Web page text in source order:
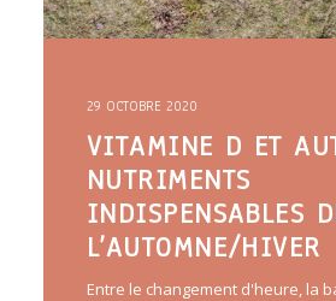
29 OCTOBRE 2020
VITAMINE D ET
NUTRIMENTS
INDISPENSABLES
L’AUTOMNE/HIVER
Entre le changement d'heure, la